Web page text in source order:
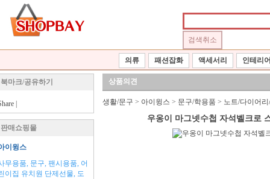
의류 패션잡화 액세서리 인테리
북마크/공유하기
판매쇼핑몰
이윙스
무용품, 문구, 팬시용품, 어
이집 유치원 단제선물, 도
상품의견
생활/문구 > 아이윙스 > 문구/학용품 > 노트/다이어
우옹이 마그넷수첩 자석벨크로